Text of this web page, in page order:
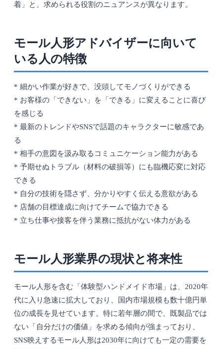
着」と、求められる役割のニュアンスが異なります。
モール人形アドバイザーに向いて
いる人の特徴
* 細かい作業が好きで、没頭してモノづくりができる
* お客様の「できない」を「できる」に変えることに喜び
を感じる
* 最新のトレンドやSNSで話題のキャラクターに敏感であ
る
* 相手の意図を汲み取るコミュニケーション能力がある
* 予期せぬトラブル（材料の破損等）にも臨機応変に対応
できる
* 自分の技術を隠さず、分かりやすく伝える意欲がある
* 店舗の目標達成に向けてチームで協力できる
* 立ち仕事や接客を伴う業務に抵抗がない体力がある
モール人形業界の現状と将来性
モール人形を含む「体験型ハンドメイド市場」は、2020年
代に入り急速に拡大しており、国内市場規模も数十億円単
位の成長を見せています。特に若年層の間で、既製品では
ない「自分だけの価値」を求める傾向が強まっており、
SNS映えするモール人形は2030年に向けても一定の需要を